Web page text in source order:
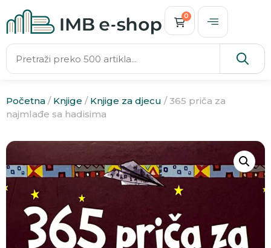
0
Početna / Knjige / Knjige za djecu / 365 priča za
najmlađe sa hadisima